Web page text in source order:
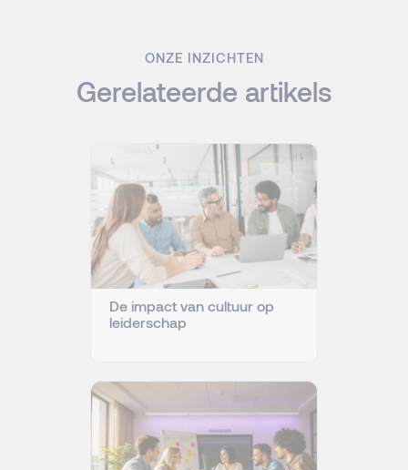
ONZE INZICHTEN
Gerelateerde artikels
De impact van cultuur op
leiderschap